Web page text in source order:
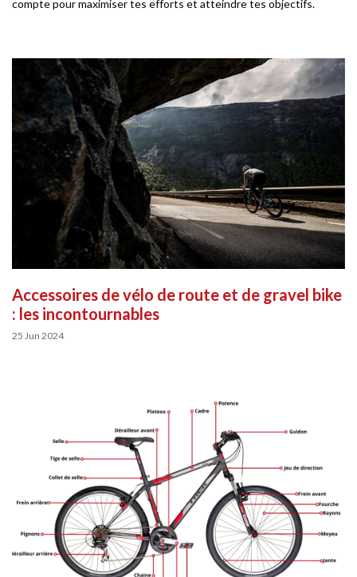
compte pour maximiser tes efforts et atteindre tes objectifs.
Accessoires de vélo de route et de gravel bike
: les incontournables
25 Jun 2024